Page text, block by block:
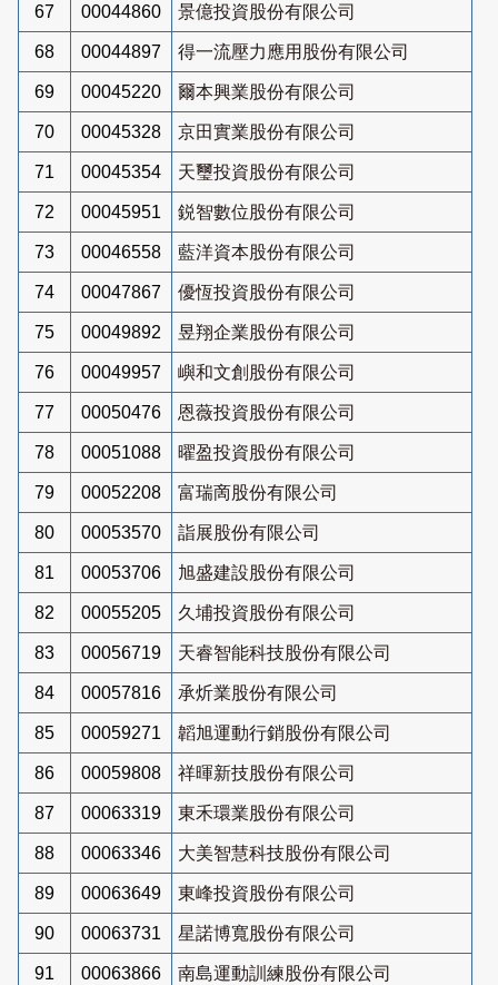
67 00044860 景億投資股份有限公司
68 00044897 得一流壓力應用股份有限公司
69 00045220 爾本興業股份有限公司
70 00045328 京田實業股份有限公司
71 00045354 天璽投資股份有限公司
72 00045951 鋭智數位股份有限公司
73 00046558 藍洋資本股份有限公司
74 00047867 優恆投資股份有限公司
75 00049892 昱翔企業股份有限公司
76 00049957 嶼和文創股份有限公司
77 00050476 恩薇投資股份有限公司
78 00051088 曜盈投資股份有限公司
79 00052208 富瑞啇股份有限公司
80 00053570 詣展股份有限公司
81 00053706 旭盛建設股份有限公司
82 00055205 久埔投資股份有限公司
83 00056719 天睿智能科技股份有限公司
84 00057816 承炘業股份有限公司
85 00059271 韜旭運動行銷股份有限公司
86 00059808 祥暉新技股份有限公司
87 00063319 東禾環業股份有限公司
88 00063346 大美智慧科技股份有限公司
89 00063649 東峰投資股份有限公司
90 00063731 星諾博寬股份有限公司
91 00063866 南島運動訓練股份有限公司